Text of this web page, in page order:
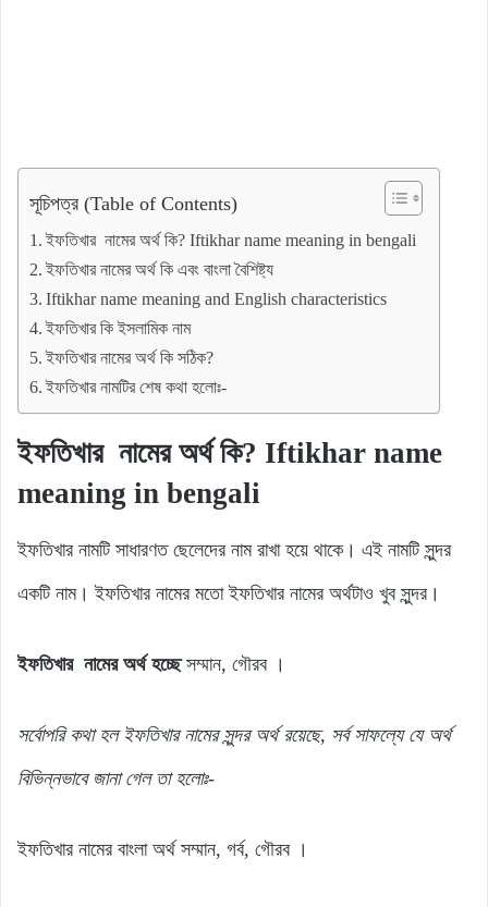
সূচিপত্র (Table of Contents)
ইফতিখার নামের অর্থ কি? Iftikhar name meaning in bengali
ইফতিখার নামের অর্থ কি এবং বাংলা বৈশিষ্ট্য
Iftikhar name meaning and English characteristics
ইফতিখার কি ইসলামিক নাম
ইফতিখার নামের অর্থ কি সঠিক?
ইফতিখার নামটির শেষ কথা হলোঃ-
ইফতিখার নামের অর্থ কি? Iftikhar name
meaning in bengali
ইফতিখার নামটি সাধারণত ছেলেদের নাম রাখা হয়ে থাকে। এই নামটি সুন্দর
একটি নাম। ইফতিখার নামের মতো ইফতিখার নামের অর্থটাও খুব সুন্দর।
ইফতিখার নামের অর্থ হচ্ছেসম্মান, গৌরব ।
সর্বোপরি কথা হল ইফতিখারনামেরসুন্দর অর্থ রয়েছে, সর্ব সাফল্যেযে অর্থ
বিভিন্নভাবে জানা গেলতা হলোঃ-
ইফতিখার নামের বাংলা অর্থ সম্মান, গর্ব, গৌরব ।